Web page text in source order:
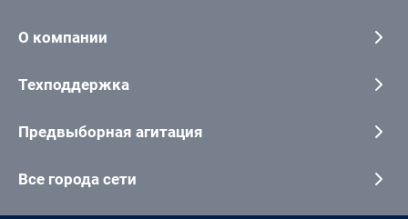
О компании
Техподдержка
Предвыборная агитация
Все города сети